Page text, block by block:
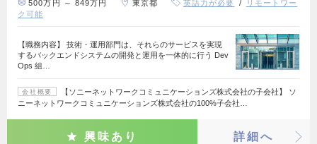
500万円 ～ 849万円 東京都 英語力が必要
リモートワー
ク可能
【職務内容】 技術・運用部門は、それらのサービスを実現
するバックエンドシステムの開発と運用を一体的に行う Dev
Ops 組…
会社概要
【ソニーネットワークコミュニケーションズ株式会社の子会社】 ソ
ニーネットワークコミュニケーションズ株式会社の100%子会社…
興味あり 詳細へ